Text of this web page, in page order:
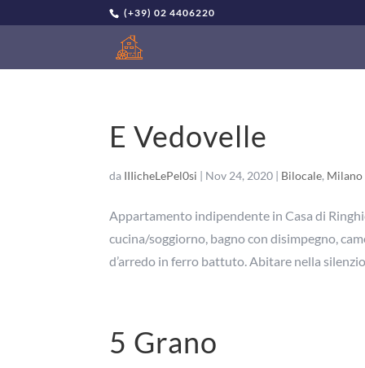
(+39) 02 4406220
E Vedovelle
da IIIicheLePel0si | Nov 24, 2020 | Bilocale,
Appartamento indipendente in Casa di
cucina/soggiorno, bagno con disimpegno,
d’arredo in ferro battuto. Abitare nella
5 Grano